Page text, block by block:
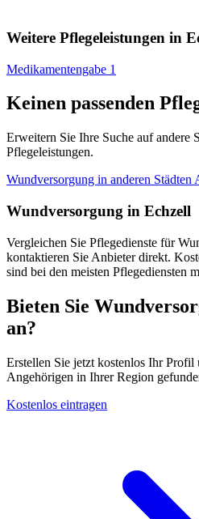
Weitere Pflegeleistungen in
Medikamentengabe 1
Keinen passenden
Erweitern Sie Ihre Suche auf andere
Pflegeleistungen.
Wundversorgung in anderen Städten
Wundversorgung in Echzell
Vergleichen Sie Pflegedienste für
kontaktieren Sie Anbieter direkt.
sind bei den meisten Pflegediensten
Bieten Sie
an?
Erstellen Sie jetzt kostenlos Ihr Profil
Angehörigen in Ihrer Region
Kostenlos eintragen